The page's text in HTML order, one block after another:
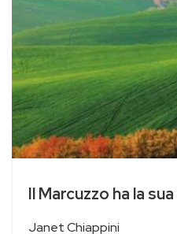
Il Marcuzzo ha la
Janet Chiappini